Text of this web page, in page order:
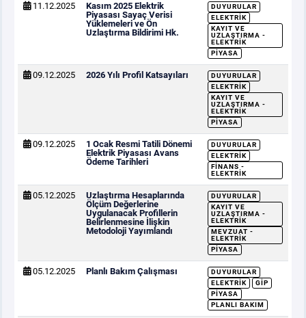
11.12.2025
Kasım 2025 Elektrik
Piyasası Sayaç Verisi
Yüklemeleri ve Ön
Uzlaştırma Bildirimi Hk.
DUYURULAR
ELEKTRIK
KAYIT VE
UZLAŞTIRMA -
ELEKTRIK
PIYASA
09.12.2025 2026 Yılı Profil Katsayıları
DUYURULAR
ELEKTRIK
KAYIT VE
UZLAŞTIRMA -
ELEKTRIK
PIYASA
09.12.2025
1 Ocak Resmi Tatili Dönemi
Elektrik Piyasası Avans
Ödeme Tarihleri
DUYURULAR
ELEKTRIK
FINANS -
ELEKTRIK
05.12.2025
Uzlaştırma Hesaplarında
Ölçüm Değerlerine
Uygulanacak Profillerin
Belirlenmesine İlişkin
Metodoloji Yayımlandı
DUYURULAR
KAYIT VE
UZLAŞTIRMA -
ELEKTRIK
MEVZUAT -
ELEKTRIK
PIYASA
05.12.2025 Planlı Bakım Çalışması
DUYURULAR
ELEKTRIK
GİP
PIYASA
PLANLI BAKIM